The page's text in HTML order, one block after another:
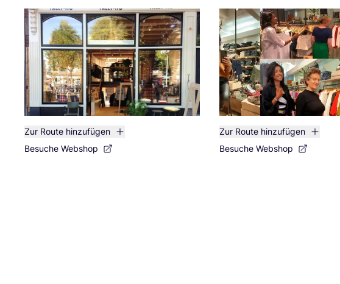
Zur Route hinzufügen
Besuche Webshop
Zur Route hinzufügen
Besuche Webshop